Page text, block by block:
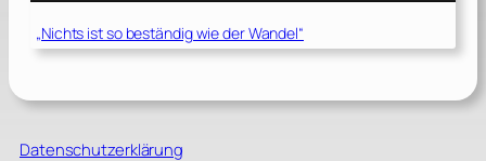
„Nichts ist so beständig wie der Wandel“
Datenschutzerklärung